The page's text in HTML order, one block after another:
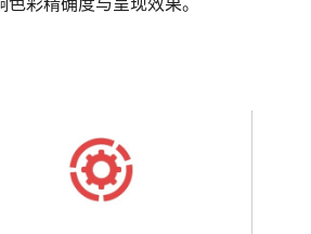
彩精确度与呈现效果。